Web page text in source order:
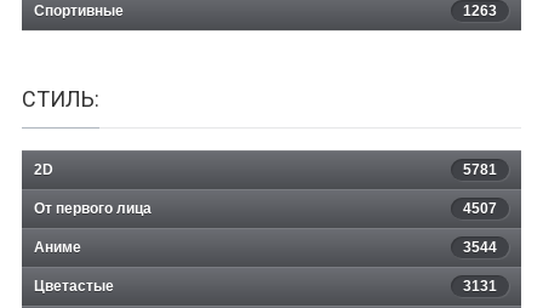
Спортивные 1263
СТИЛЬ:
2D 5781
От первого лица 4507
Аниме 3544
Цветастые 3131